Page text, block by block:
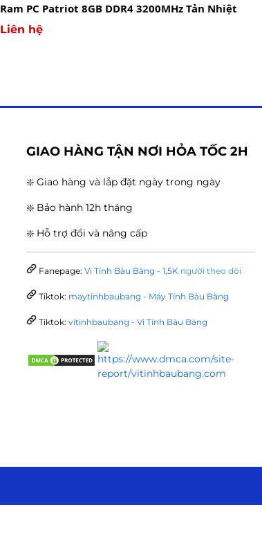
Ram PC Patriot 8GB DDR4 3200MHz Tản Nhiệt
Liên hệ
GIAO HÀNG TẬN NƠI HỎA TỐC 2H
❇️ Giao hàng và lắp đặt ngày trong ngày
❇️ Bảo hành 12h tháng
❇️ Hỗ trợ đổi và nâng cấp
Fanepage: Vi Tính Bàu Bàng - 1,5K người theo dõi
Tiktok: maytinhbaubang - Máy Tính Bàu Bàng
Tiktok: vitinhbaubang - Vi Tính Bàu Bàng